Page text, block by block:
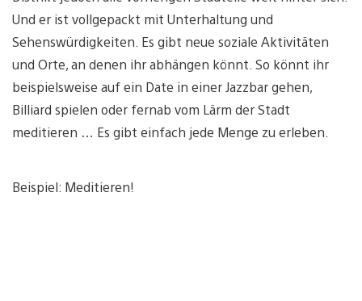
Und er ist vollgepackt mit Unterhaltung und
Sehenswürdigkeiten. Es gibt neue soziale Aktivitäten
und Orte, an denen ihr abhängen könnt. So könnt ihr
beispielsweise auf ein Date in einer Jazzbar gehen,
Billiard spielen oder fernab vom Lärm der Stadt
meditieren … Es gibt einfach jede Menge zu erleben.
Beispiel: Meditieren!